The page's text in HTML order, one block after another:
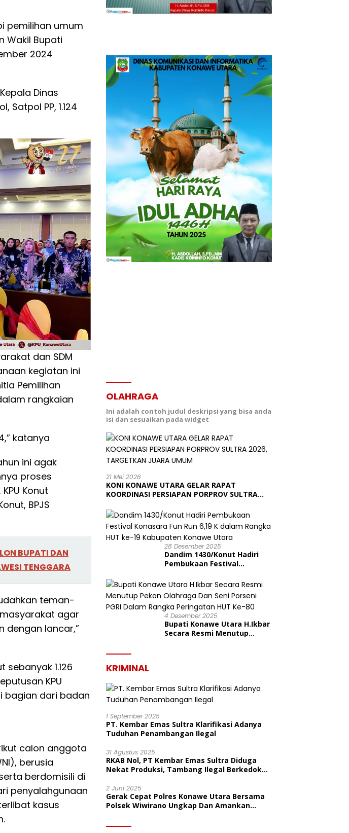
pemilihan umum
Wakil Bupati
2024
Dinas
Satpol PP, 1.124
dan SDM
kegiatan ini
Pemilihan
rangkaian
katanya
ini agak
proses
Konut
BPJS
BUPATI DAN
TENGGARA
teman-
agar
dengan lancar,”
1.126
KPU
bagian dari badan
calon anggota
berusia
berdomisili di
penyalahgunaan
kasus
OLAHRAGA
Ini adalah contoh judul deskripsi yang bisa anda
isi dan sesuaikan pada widget
21 Mei 2026
KONI KONAWE UTARA GELAR RAPAT
KOORDINASI PERSIAPAN PORPROV SULTRA
28 Desember 2025
Dandim 1430/Konut Hadiri
Pembukaan Festival
dalam Rangka HUT ke-19
Kabupaten Konawe Utara
4 Desember 2025
Bupati Konawe Utara H.Ikbar
Secara Resmi Menutup
KRIMINAL
1 September 2025
PT. Kembar Emas Sultra Klarifikasi Adanya
Tuduhan Penambangan Ilegal
31 Agustus 2025
RKAB Nol, PT Kembar Emas Sultra Diduga
Nekat Produksi, Tambang Ilegal Berkedok
2 Juni 2025
Gerak Cepat Polres Konawe Utara Bersama
Polsek Wiwirano Ungkap Dan Amankan
Morombo Pantai